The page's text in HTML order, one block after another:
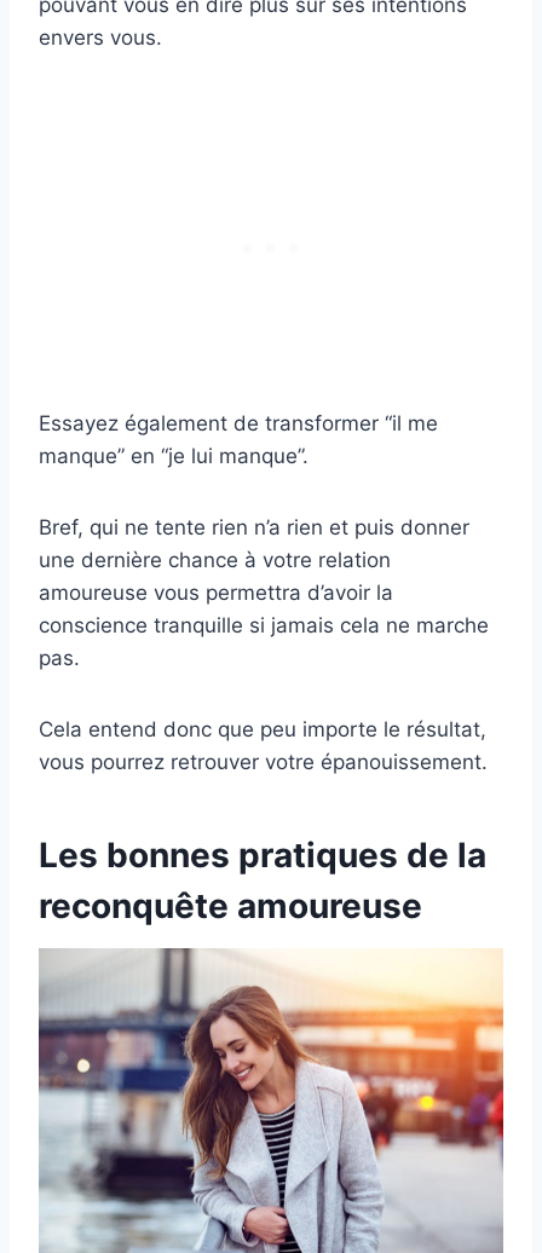
envers vous.
Essayez également de transformer “il me
manque” en “je lui manque”.
Bref, qui ne tente rien n’a rien et puis donner
une dernière chance à votre relation
amoureuse vous permettra d’avoir la
conscience tranquille si jamais cela ne marche
pas.
Cela entend donc que peu importe le résultat,
vous pourrez retrouver votre épanouissement.
Les bonnes pratiques de la
reconquête amoureuse